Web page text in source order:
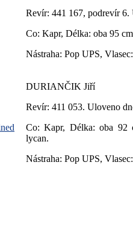
Revír: 441 167, podrevír
Co: Kapr, Délka: oba 95
Nástraha: Pop UPS,
DURIANČIK Jiří
Revír: 411 053. Uloveno
Co: Kapr, Délka: oba 92
lycan.
Nástraha: Pop UPS,